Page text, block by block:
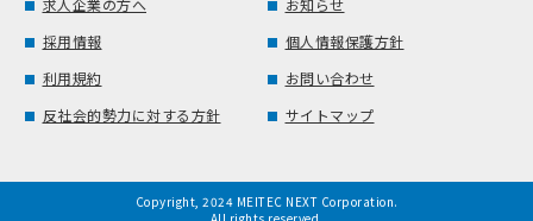
求人企業の方へ
お知らせ
採用情報
個人情報保護方針
利用規約
お問い合わせ
反社会的勢力に対する方針
サイトマップ
Copyright, 2024 MEITEC NEXT Corporation.